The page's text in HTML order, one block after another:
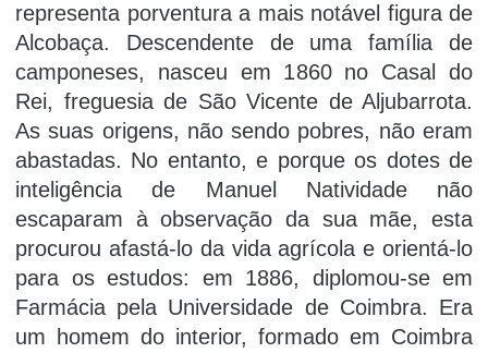
representa porventura a mais notável figura de
Alcobaça. Descendente de uma família de
camponeses, nasceu em 1860 no Casal do
Rei, freguesia de São Vicente de Aljubarrota.
As suas origens, não sendo pobres, não eram
abastadas. No entanto, e porque os dotes de
inteligência de Manuel Natividade não
escaparam à observação da sua mãe, esta
procurou afastá-lo da vida agrícola e orientá-lo
para os estudos: em 1886, diplomou-se em
Farmácia pela Universidade de Coimbra. Era
um homem do interior, formado em Coimbra